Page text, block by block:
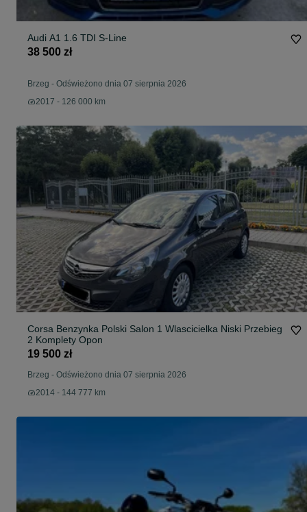
Audi A1 1.6 TDI S-Line
38 500 zł
Brzeg - Odświeżono dnia 07 sierpnia 2026
2017 - 126 000 km
Corsa Benzynka Polski Salon 1 Wlascicielka Niski Przebieg
2 Komplety Opon
19 500 zł
Brzeg - Odświeżono dnia 07 sierpnia 2026
2014 - 144 777 km